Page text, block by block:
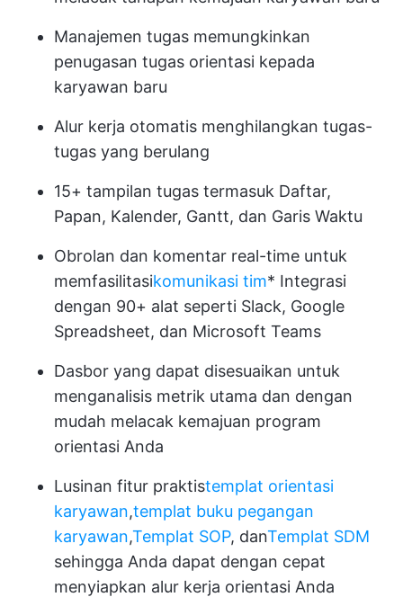
Manajemen tugas memungkinkan
penugasan tugas orientasi kepada
karyawan baru
Alur kerja otomatis menghilangkan tugas-
tugas yang berulang
15+ tampilan tugas termasuk Daftar,
Papan, Kalender, Gantt, dan Garis Waktu
Obrolan dan komentar real-time untuk
memfasilitasikomunikasi tim* Integrasi
dengan 90+ alat seperti Slack, Google
Spreadsheet, dan Microsoft Teams
Dasbor yang dapat disesuaikan untuk
menganalisis metrik utama dan dengan
mudah melacak kemajuan program
orientasi Anda
Lusinan fitur praktistemplat orientasi
karyawan,templat buku pegangan
karyawan,Templat SOP, danTemplat SDM
sehingga Anda dapat dengan cepat
menyiapkan alur kerja orientasi Anda